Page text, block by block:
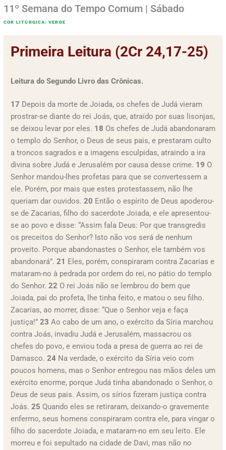
11º Semana do Tempo Comum | Sábado
COR LITÚRGICA: VERDE
Primeira Leitura (2Cr 24,17-25)
Leitura do Segundo Livro das Crônicas.
17 Depois da morte de Joiada, os chefes de Judá vieram
prostrar-se diante do rei Joás, que, atraído por suas lisonjas,
se deixou levar por eles. 18 Os chefes de Judá abandonaram
o templo do Senhor, o Deus de seus pais, e prestaram culto
a troncos sagrados e a imagens esculpidas, atraindo a ira
divina sobre Judá e Jerusalém por causa desse crime. 19 O
Senhor mandou-lhes profetas para que se convertessem a
ele. Porém, por mais que estes protestassem, não lhe
queriam dar ouvidos. 20 Então o espírito de Deus apoderou-
se de Zacarias, filho do sacerdote Joiada, e ele apresentou-
se ao povo e disse: “Assim fala Deus: Por que transgredis
os preceitos do Senhor? Isto não vos será de nenhum
proveito. Porque abandonastes o Senhor, ele também vos
abandonará”. 21 Eles, porém, conspiraram contra Zacarias e
mataram-no à pedrada por ordem do rei, no pátio do templo
do Senhor. 22 O rei Joás não se lembrou do bem que
Joiada, pai do profeta, lhe tinha feito, e matou o seu filho.
Zacarias, ao morrer, disse: “Que o Senhor veja e faça
justiça!” 23 Ao cabo de um ano, o exército da Síria marchou
contra Joás, invadiu Judá e Jerusalém, massacrou os
chefes do povo, e enviou toda a presa de guerra ao rei de
Damasco. 24 Na verdade, o exército da Síria veio com
poucos homens, mas o Senhor entregou nas mãos deles um
exército enorme, porque Judá tinha abandonado o Senhor, o
Deus de seus pais. Assim, os sírios fizeram justiça contra
Joás. 25 Quando eles se retiraram, deixando-o gravemente
enfermo, seus homens conspiraram contra ele, para vingar o
filho do sacerdote Joiada, e mataram-no em seu leito. Ele
morreu e foi sepultado na cidade de Davi, mas não no